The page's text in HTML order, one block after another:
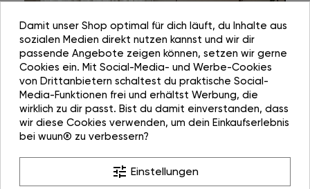
Damit unser Shop optimal für dich läuft, du Inhalte aus
sozialen Medien direkt nutzen kannst und wir dir
passende Angebote zeigen können, setzen wir gerne
Cookies ein. Mit Social-Media- und Werbe-Cookies
von Drittanbietern schaltest du praktische Social-
Media-Funktionen frei und erhältst Werbung, die
wirklich zu dir passt. Bist du damit einverstanden, dass
wir diese Cookies verwenden, um dein Einkaufserlebnis
bei wuun® zu verbessern?
tune Einstellungen